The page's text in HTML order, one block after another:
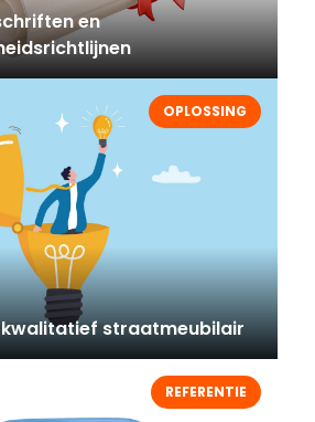
en
OPLOSSING
kwalitatief straatmeubilair
REFERENTIE